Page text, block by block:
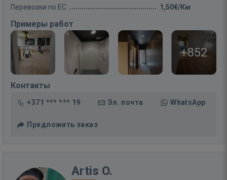
Перевозки по ЕС 1,50€/Км
Примеры работ
+852
Контакты
+371 *** *** 19 Эл. почта WhatsApp
Предложить заказ
Artis O.